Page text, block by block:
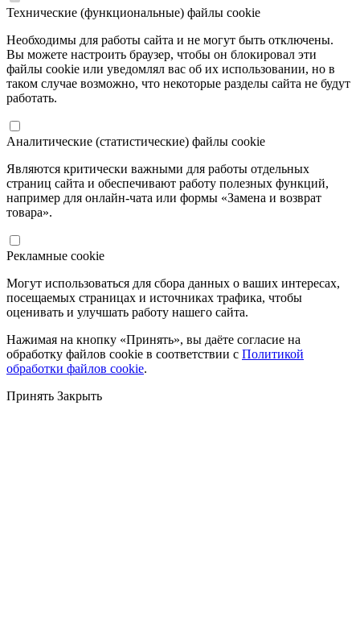
Технические (функциональные) файлы cookie
Необходимы для работы сайта и не могут быть отключены.
Вы можете настроить браузер, чтобы он блокировал эти
файлы cookie или уведомлял вас об их использовании, но в
таком случае возможно, что некоторые разделы сайта не будут
работать.
Аналитические (статистические) файлы cookie
Являются критически важными для работы отдельных
страниц сайта и обеспечивают работу полезных функций,
например для онлайн-чата или формы «Замена и возврат
товара».
Рекламные cookie
Могут использоваться для сбора данных о ваших интересах,
посещаемых страницах и источниках трафика, чтобы
оценивать и улучшать работу нашего сайта.
Нажимая на кнопку «Принять», вы даёте согласие на
обработку файлов cookie в соответствии с Политикой
обработки файлов cookie.
Принять Закрыть